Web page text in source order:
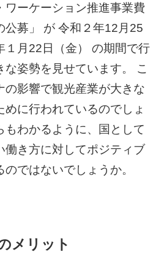
ワーケーション推進事業費
公募」 が 令和２年12月25
１月22日（金） の期間で行
姿勢を見せています。 こ
の影響で観光産業が大きな
めに行われているのでしょ
もわかるように、国として
働き方に対してポジティブ
ではないでしょうか。
メリット